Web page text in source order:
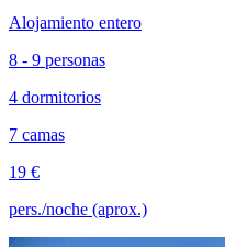
Alojamiento entero
8 - 9 personas
4 dormitorios
7 camas
19 €
pers./noche (aprox.)